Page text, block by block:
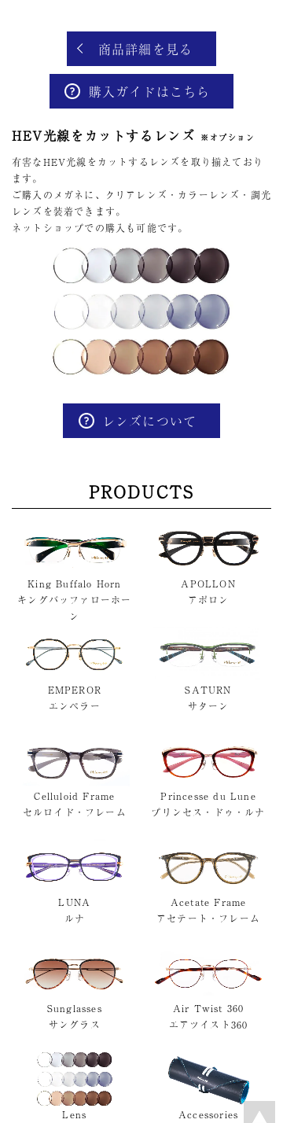
商品詳細を見る
購入ガイドはこちら
HEV光線をカットするレンズ ※オプション
有害なHEV光線をカットするレンズを取り揃えており
ます。
ご購入のメガネに、クリアレンズ・カラーレンズ・調光
レンズを装着できます。
ネットショップでの購入も可能です。
レンズについて
PRODUCTS
King Buffalo Horn
キングバッファローホー
ン
APOLLON
アポロン
EMPEROR
エンペラー
SATURN
サターン
Celluloid Frame
セルロイド・フレーム
Princesse du Lune
プリンセス・ドゥ・ルナ
LUNA
ルナ
Acetate Frame
アセテート・フレーム
Sunglasses
サングラス
Air Twist 360
エアツイスト360
Lens
Accessories